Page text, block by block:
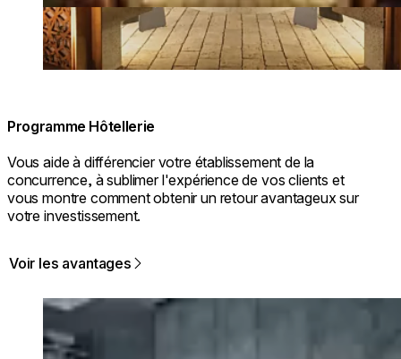
Programme Hôtellerie
Vous aide à différencier votre établissement de la
concurrence, à sublimer l'expérience de vos clients et
vous montre comment obtenir un retour avantageux sur
votre investissement.
Voir les avantages
Loading image...